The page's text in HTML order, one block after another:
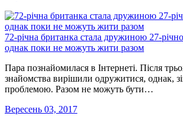
72-річна британка стала дружиною 27-
однак поки не можуть жити разом
Пара познайомилася в Інтернеті. Після
знайомства вирішили одружитися, однак,
проблемою. Разом не можуть бути…
Вересень 03, 2017